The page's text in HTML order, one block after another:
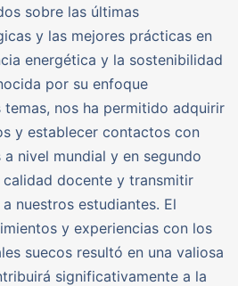
sobre las últimas
y las mejores prácticas en
energética y la sostenibilidad
por su enfoque
nos ha permitido adquirir
y establecer contactos con
nivel mundial y en segundo
calidad docente y transmitir
nuestros estudiantes. El
y experiencias con los
suecos resultó en una valiosa
significativamente a la